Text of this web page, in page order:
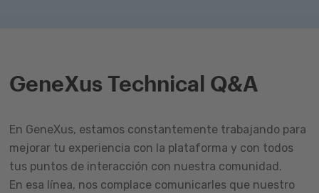
GeneXus Technical Q&A
En GeneXus, estamos constantemente trabajando para
mejorar tu experiencia con la plataforma y con todos
tus puntos de interacción con nuestra comunidad.
En esa línea, nos complace comunicarles que nuestro